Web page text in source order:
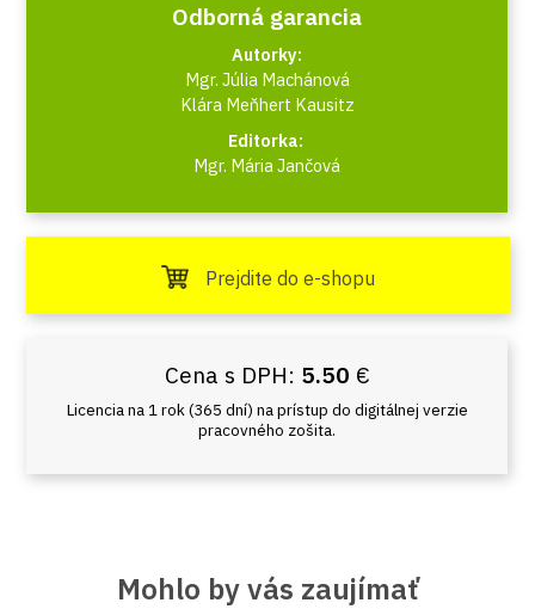
Odborná garancia
Autorky:
Mgr. Júlia Machánová
Klára Meňhert Kausitz
Editorka:
Mgr. Mária Jančová
Prejdite do e-shopu
Cena s DPH: 5.50 €
Licencia na 1 rok (365 dní) na prístup do digitálnej verzie
pracovného zošita.
Mohlo by vás zaujímať